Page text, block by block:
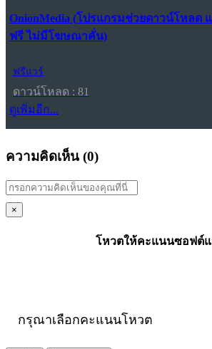
OnionMedia (โปรแกรมช่วยดาวน์โหลด
ฟรี ไม่มีโฆษณาคั่น)
ฟรีแวร์
ดาวน์โหลด : 81
ดูเพิ่มอีก...
ความคิดเห็น (0)
×
โหวตให้คะแนนซอฟต์แ
กรุณาเลือกคะแนนโหวต